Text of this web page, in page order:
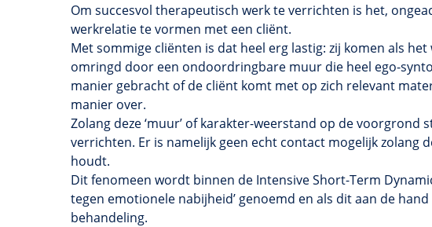
Om succesvol therapeutisch werk te verrichten is het,
werkrelatie te vormen met een cliënt.
Met sommige cliënten is dat heel erg lastig: zij komen als het
omringd door een ondoordringbare muur die heel ego-
manier gebracht of de cliënt komt met op zich relevant
manier over.
Zolang deze ‘muur’ of karakter-weerstand op de voorgrond
verrichten. Er is namelijk geen echt contact mogelijk zolang
houdt.
Dit fenomeen wordt binnen de Intensive Short-Term
tegen emotionele nabijheid’ genoemd en als dit aan de
behandeling.